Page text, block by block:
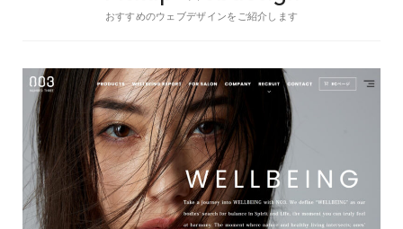
おすすめのウェブデザインをご紹介します